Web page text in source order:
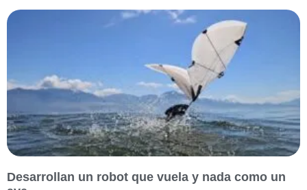
Desarrollan un robot que vuela y nada como un